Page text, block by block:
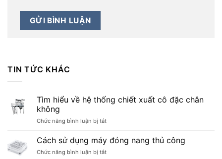
TIN TỨC KHÁC
Tìm hiểu về hệ thống chiết xuất cô đặc chân
không
Chức năng bình luận bị tắtở
hiểu
về
hệ
Cách sử dụng máy đóng nang thủ công
Chức năng bình luận bị tắtở